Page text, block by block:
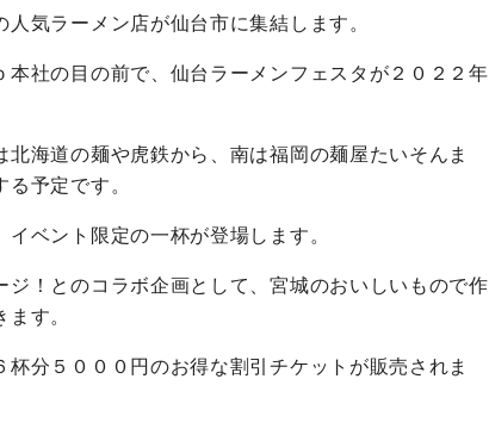
気ラーメン店が仙台市に集結します。
社の目の前で、仙台ラーメンフェスタが２０２２年
海道の麺や虎鉄から、南は福岡の麺屋たいそんま
予定です。
ベント限定の一杯が登場します。
！とのコラボ企画として、宮城のおいしいもので作
す。
分５０００円のお得な割引チケットが販売されま